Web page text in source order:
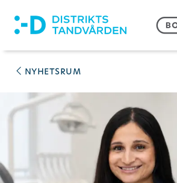
Våra behandlingar
Frågor och svar
Priser och erbjudanden
Om Distriktstandvården
nyhetsrum